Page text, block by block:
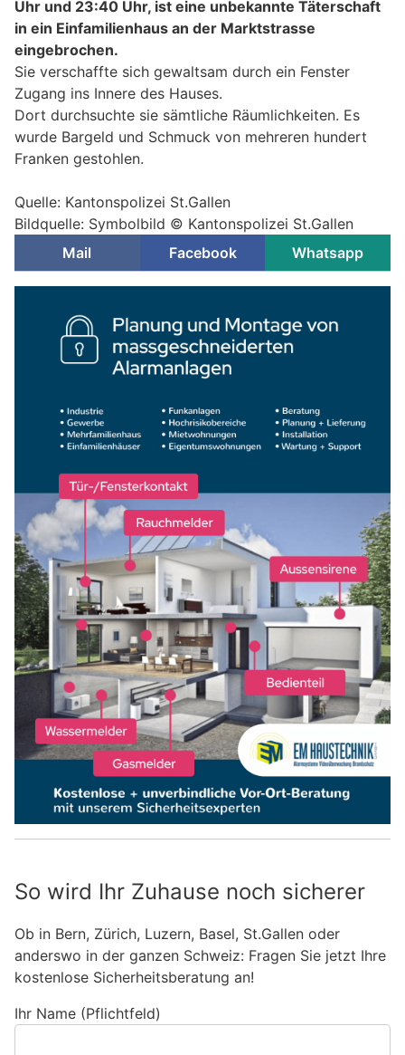
Uhr und 23:40 Uhr, ist eine unbekannte Täterschaft
in ein Einfamilienhaus an der Marktstrasse
eingebrochen.
Sie verschaffte sich gewaltsam durch ein Fenster
Zugang ins Innere des Hauses.
Dort durchsuchte sie sämtliche Räumlichkeiten. Es
wurde Bargeld und Schmuck von mehreren hundert
Franken gestohlen.
Quelle: Kantonspolizei St.Gallen
Bildquelle: Symbolbild © Kantonspolizei St.Gallen
Mail
Facebook Whatsapp
So wird Ihr Zuhause noch sicherer
Ob in Bern, Zürich, Luzern, Basel, St.Gallen oder
anderswo in der ganzen Schweiz: Fragen Sie jetzt Ihre
kostenlose Sicherheitsberatung an!
Ihr Name (Pflichtfeld)